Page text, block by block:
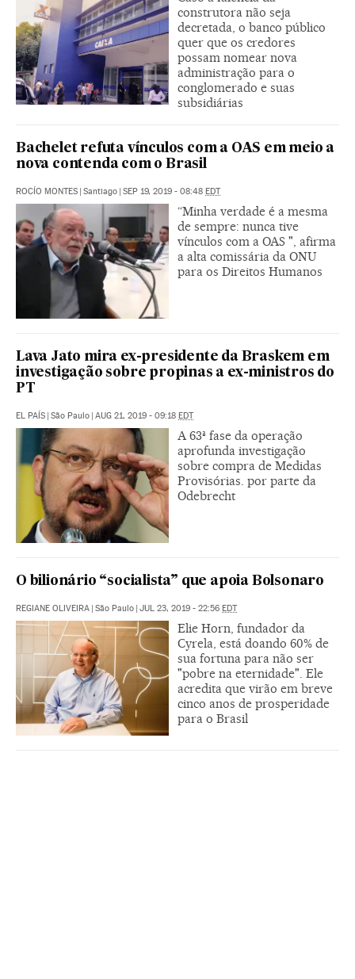
construtora não seja
decretada, o banco público
quer que os credores
possam nomear nova
administração para o
conglomerado e suas
subsidiárias
Bachelet refuta vínculos com a OAS em meio a
nova contenda com o Brasil
ROCÍO MONTES | Santiago | SEP 19, 2019 - 08:48 EDT
“Minha verdade é a mesma
de sempre: nunca tive
vínculos com a OAS ", afirma
a alta comissária da ONU
para os Direitos Humanos
Lava Jato mira ex-presidente da Braskem em
investigação sobre propinas a ex-ministros do
PT
EL PAÍS | São Paulo | AUG 21, 2019 - 09:18 EDT
A 63ª fase da operação
aprofunda investigação
sobre compra de Medidas
Provisórias. por parte da
Odebrecht
O bilionário “socialista” que apoia Bolsonaro
REGIANE OLIVEIRA | São Paulo | JUL 23, 2019 - 22:56 EDT
Elie Horn, fundador da
Cyrela, está doando 60% de
sua fortuna para não ser
"pobre na eternidade". Ele
acredita que virão em breve
cinco anos de prosperidade
para o Brasil